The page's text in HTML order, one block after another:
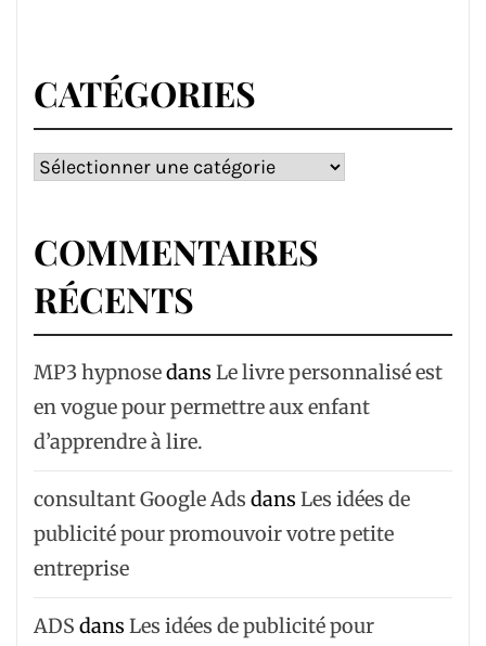
CATÉGORIES
Catégories
COMMENTAIRES
RÉCENTS
MP3 hypnosedans Le livre personnalisé est
en vogue pour permettre aux enfant
d’apprendre à lire.
consultant Google Ads dans Les idées de
publicité pour promouvoir votre petite
entreprise
ADS dans Les idées de publicité pour